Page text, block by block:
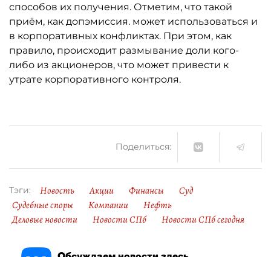
способов их получения. Отметим, что такой
приём, как допэмиссия. может использоваться и
в корпоративных конфликтах. При этом, как
правило, происходит размывание доли кого-
либо из акционеров, что может привести к
утрате корпоративного контроля.
Поделиться:
Тэги: Новость Акции Финансы
Суд
Судебные споры
Компании
Нефть
Деловые новости
Новости СПб Новости СПб сегодня